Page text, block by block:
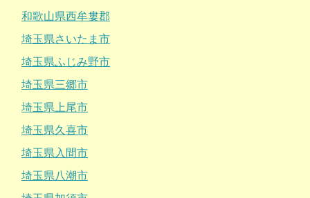
和歌山県西牟婁郡
埼玉県さいたま市
埼玉県ふじみ野市
埼玉県三郷市
埼玉県上尾市
埼玉県久喜市
埼玉県入間市
埼玉県八潮市